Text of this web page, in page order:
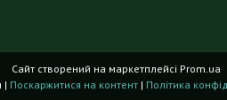
Сайт створений на маркетплейсі Prom.ua
Деколайн | Поскаржитися на контент | Політика